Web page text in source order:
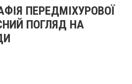
ПЕРЕДМІХУРОВОЇ
ПОГЛЯД НА